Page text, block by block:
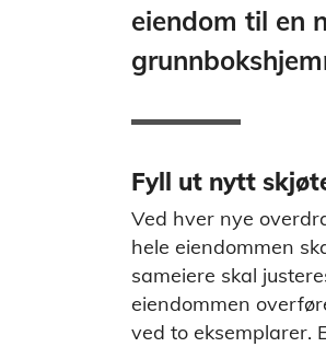
eiendom til en
Fyll ut nytt
Ved hver nye
hele eiendommen
sameiere skal
eiendommen
ved to eksemplarer.